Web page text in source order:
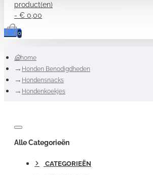
product(en)
- € 0,00
0
home
Honden Benodigdheden
Hondensnacks
Hondenkoekjes
Alle Categorieën
CATEGORIEËN